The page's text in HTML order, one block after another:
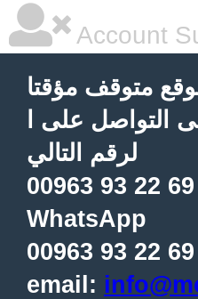
Account
متوقف مؤقتا
التواصل على ا
لرقم التالي
00963 93 22
WhatsApp
00963 93 22
email: